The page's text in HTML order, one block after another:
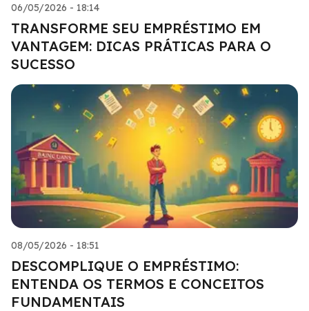
06/05/2026 - 18:14
TRANSFORME SEU EMPRÉSTIMO EM
VANTAGEM: DICAS PRÁTICAS PARA O
SUCESSO
08/05/2026 - 18:51
DESCOMPLIQUE O EMPRÉSTIMO:
ENTENDA OS TERMOS E CONCEITOS
FUNDAMENTAIS